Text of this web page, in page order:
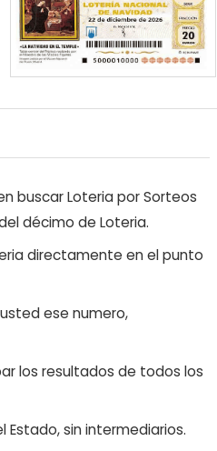
buscar Loteria por Sorteos
décimo de Loteria.
directamente en el punto
ese numero,
los resultados de todos los
sin intermediarios.